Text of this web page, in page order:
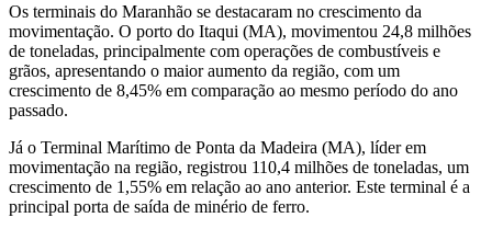
Os terminais do Maranhão se destacaram no crescimento da
movimentação. O porto do Itaqui (MA), movimentou 24,8 milhões
de toneladas, principalmente com operações de combustíveis e
grãos, apresentando o maior aumento da região, com um
crescimento de 8,45% em comparação ao mesmo período do ano
passado.
Já o Terminal Marítimo de Ponta da Madeira (MA), líder em
movimentação na região, registrou 110,4 milhões de toneladas, um
crescimento de 1,55% em relação ao ano anterior. Este terminal é a
principal porta de saída de minério de ferro.